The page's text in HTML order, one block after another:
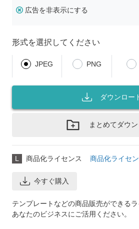
広告を非表示にする
形式を選択してください
JPEG PNG
ダウンロー
まとめてダウ
L 商品化ライセンス 商品化ライセ
今すぐ購入
テンプレートなどの商品販売ができるラ
あなたのビジネスにご活用ください。